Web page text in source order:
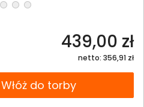
439,00 zł
netto: 356,91 zł
Włóż do torby